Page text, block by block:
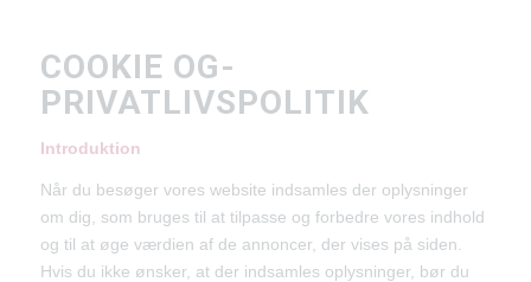
COOKIE OG-
PRIVATLIVSPOLITIK
Introduktion
Når du besøger vores website indsamles der oplysninger
om dig, som bruges til at tilpasse og forbedre vores indhold
og til at øge værdien af de annoncer, der vises på siden.
Hvis du ikke ønsker, at der indsamles oplysninger, bør du